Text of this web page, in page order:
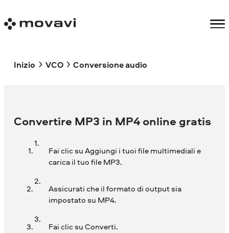
Inizio VCO Conversione audio
Convertire MP3 in MP4 online gratis
Fai clic su Aggiungi i tuoi file multimediali e
carica il tuo file MP3.
Assicurati che il formato di output sia
impostato su MP4.
Fai clic su Converti.